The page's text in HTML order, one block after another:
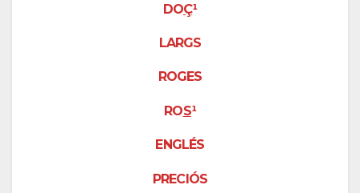
DOÇ¹
LARGS
ROGES
ROS¹
ENGLÉS
PRECIÓS